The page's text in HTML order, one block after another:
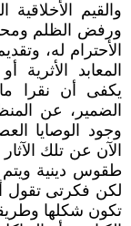
والقيم
‏ورفض الظلم
الأحترام له،
المعابد
يكفى أن نقرا
الضمير، عن
وجود الوصايا
الآن عن تلك
طقوس دينية ‏ويتم
لكن فكرتى تقول
تكون شكلها